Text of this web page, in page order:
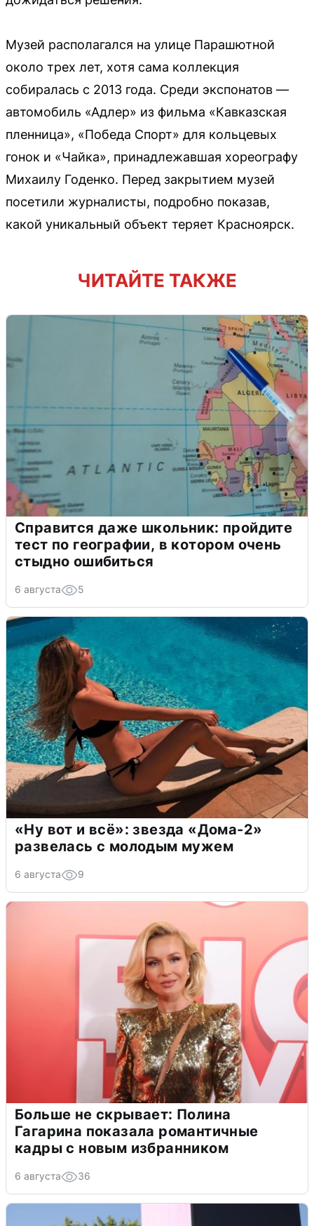
Музей располагался на улице Парашютной
около трех лет, хотя сама коллекция
собиралась с 2013 года. Среди экспонатов —
автомобиль «Адлер» из фильма «Кавказская
пленница», «Победа Спорт» для кольцевых
гонок и «Чайка», принадлежавшая хореографу
Михаилу Годенко. Перед закрытием музей
посетили журналисты, подробно показав,
какой уникальный объект теряет Красноярск.
ЧИТАЙТЕ ТАКЖЕ
Справится даже школьник: пройдите
тест по географии, в котором очень
стыдно ошибиться
6 августа 5
«Ну вот и всё»: звезда «Дома-2»
развелась с молодым мужем
6 августа 9
Больше не скрывает: Полина
Гагарина показала романтичные
кадры с новым избранником
6 августа 36